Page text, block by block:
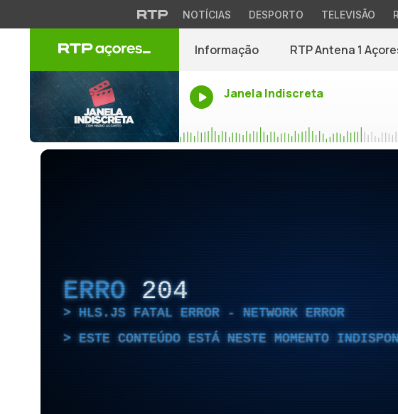
NOTÍCIAS DESPORTO TELEVISÃO
Informação RTP Antena 1
Janela Indiscreta
ERRO 204
HLS.JS FATAL ERROR - NETWORK ERROR
ESTE CONTEÚDO ESTÁ NESTE MOMENTO